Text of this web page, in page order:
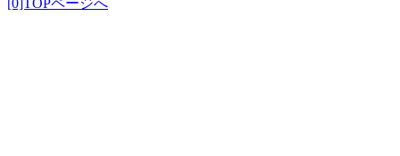
[0]TOPページへ